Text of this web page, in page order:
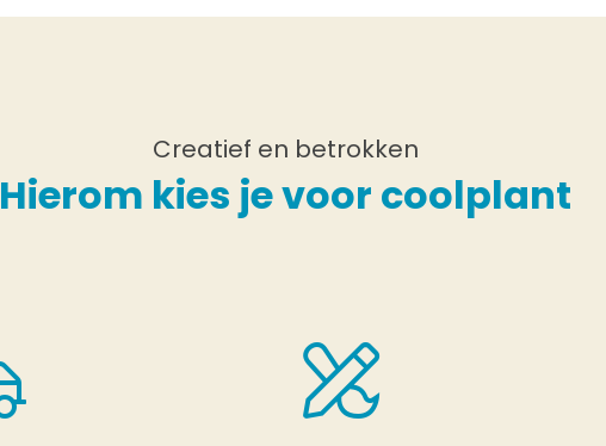
Creatief en betrokken
Hierom kies je voor coolplant